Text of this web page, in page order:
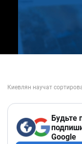
Будьте
Google